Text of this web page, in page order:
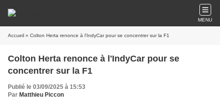
MENU
Accueil » Colton Herta renonce à l'IndyCar pour se concentrer sur la F1
Colton Herta renonce à l'IndyCar pour se
concentrer sur la F1
Publié le 03/09/2025 à 15:53
Par Matthieu Piccon